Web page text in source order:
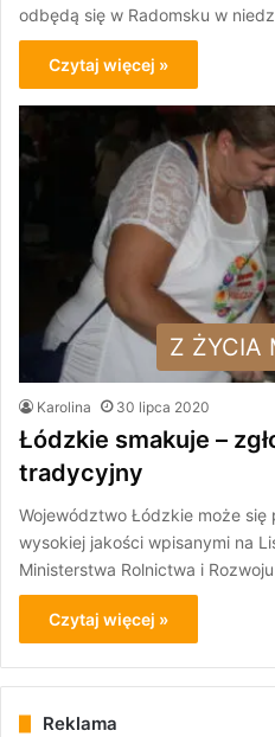
odbędą się w Radomsku w
Czytaj więcej »
Z ŻYCIA
Karolina 30 lipca 2020
Łódzkie smakuje –
tradycyjny
Województwo Łódzkie może
wysokiej jakości wpisanymi na
Ministerstwa Rolnictwa i
Czytaj więcej »
Reklama